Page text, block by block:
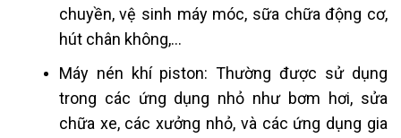
chuyền, vệ sinh máy móc, sữa chữa động cơ,
hút chân không,…
Máy nén khí piston: Thường được sử dụng
trong các ứng dụng nhỏ như bơm hơi, sửa
chữa xe, các xưởng nhỏ, và các ứng dụng gia